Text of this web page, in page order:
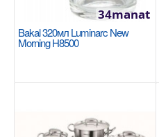
Bakal 320мл Luminarc New
Morning H8500
34manat